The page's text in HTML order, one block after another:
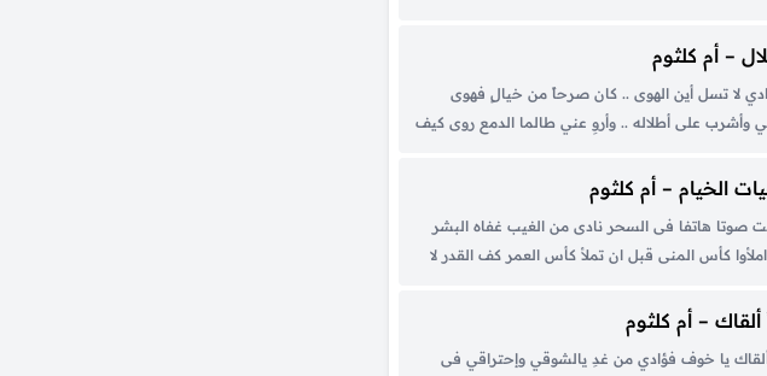
ياما هانت لك وكانت كل مره...
– أم كلثوم
لا تسل أين الهوى .. كان صرحاً من خيالٍ فهوى
وأشرب على أطلاله .. وأروِ عني طالما الدمع روى كيف
وقد أغريتني .. بفمٍ عذب المناداة رقيقْ ويدٍ...
الخيام – أم كلثوم
صوتا هاتفا فى السحر نادى من الغيب غفاه البشر
كأس المنى قبل ان تملأ كأس العمر كف القدر لا
لذاته فليس فى طبع الليالى الامان غدا يظهر...
ألقاك – أم كلثوم
ألقاك يا خوف فؤادي من غدِ يالشوقي وإحتراقي فى